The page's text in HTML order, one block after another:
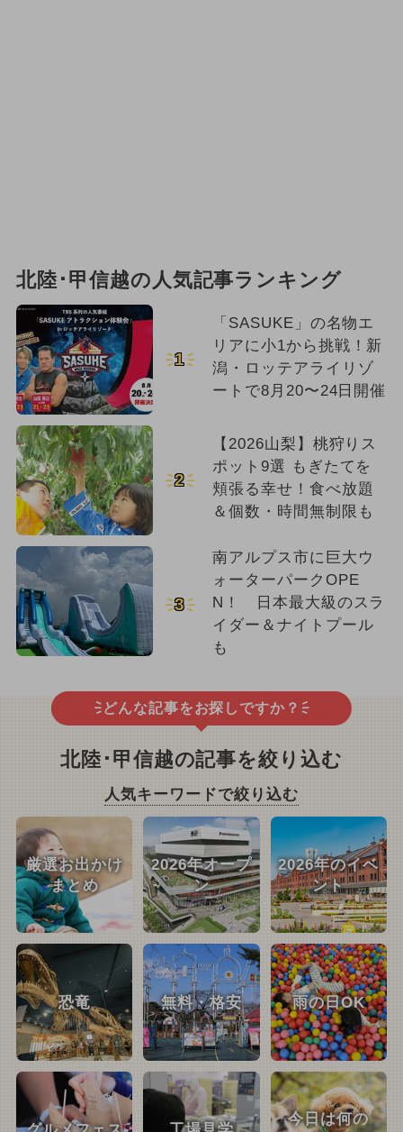
北陸･甲信越の人気記事ランキング
1
「SASUKE」の名物エ
リアに小1から挑戦！新
潟・ロッテアライリゾ
ートで8月20〜24日開催
2
【2026山梨】桃狩りス
ポット9選 もぎたてを
頬張る幸せ！食べ放題
＆個数・時間無制限も
3
南アルプス市に巨大ウ
ォーターパークOPE
N！ 日本最大級のスラ
イダー＆ナイトプール
も
どんな記事をお探しですか？
北陸･甲信越の記事を絞り込む
人気キーワードで絞り込む
厳選お出かけ
まとめ
2026年オープ
ン
2026年のイベ
ント
恐竜 無料・格安 雨の日OK
今日は何の